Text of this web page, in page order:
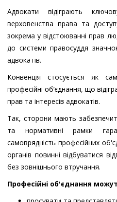
Адвокати відіграють
верховенства права та
зокрема у відстоюванні прав
до системи правосуддя
адвокатів.
Конвенція стосується як
професійні об’єднання, що
прав та інтересів адвокатів.
Так, сторони мають
та нормативні рамки
самоврядність професійних
органів повинні відбуватися
без зовнішнього втручання.
Професійні об'єднання